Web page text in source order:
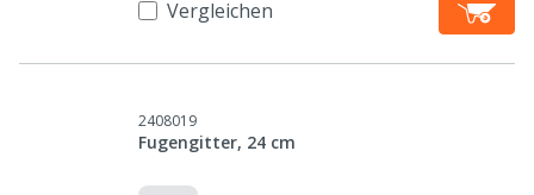
Vergleichen
2408019
Fugengitter, 24 cm